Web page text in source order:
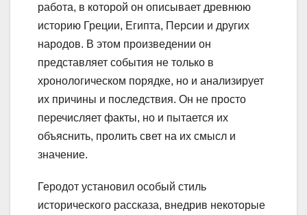
работа, в которой он описывает древнюю
историю Греции, Египта, Персии и других
народов. В этом произведении он
представляет события не только в
хронологическом порядке, но и анализирует
их причины и последствия. Он не просто
перечисляет факты, но и пытается их
объяснить, пролить свет на их смысл и
значение.
Геродот установил особый стиль
исторического рассказа, внедрив некоторые